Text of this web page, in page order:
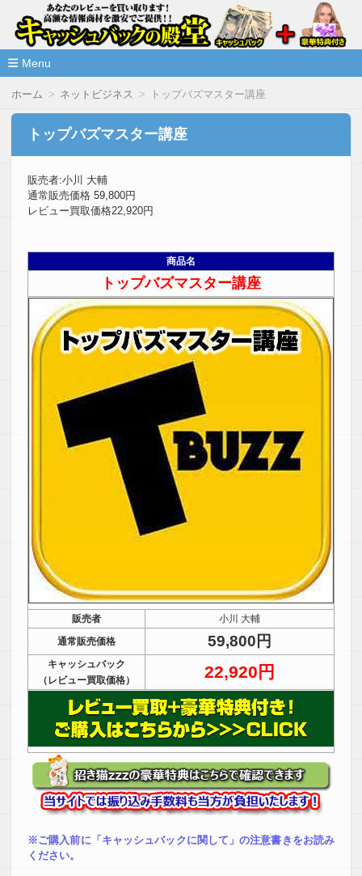
情報商材激安サイト・キャッシ
ュバックの殿堂
高額な情報商材をレビューを買い取ることで激安で購入できま
Menu
ホーム ネットビジネス トップバズマスター講座
トップバズマスター講座
販売者:小川 大輔
通常販売価格 59,800円
レビュー買取価格22,920円
商品名
トップバズマスター講座
販売者
小川 大輔
通常販売価格
59,800円
キャッシュバック
（レビュー買取価格）
22,920円
※ご購入前に「キャッシュバックに関して」の注意書きをお読み
ください。